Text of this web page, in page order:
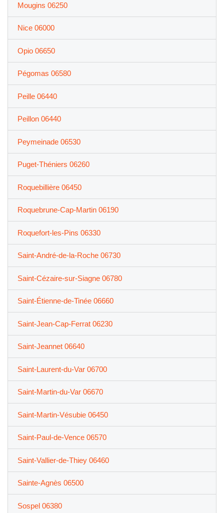
Mougins 06250
Nice 06000
Opio 06650
Pégomas 06580
Peille 06440
Peillon 06440
Peymeinade 06530
Puget-Théniers 06260
Roquebillière 06450
Roquebrune-Cap-Martin 06190
Roquefort-les-Pins 06330
Saint-André-de-la-Roche 06730
Saint-Cézaire-sur-Siagne 06780
Saint-Étienne-de-Tinée 06660
Saint-Jean-Cap-Ferrat 06230
Saint-Jeannet 06640
Saint-Laurent-du-Var 06700
Saint-Martin-du-Var 06670
Saint-Martin-Vésubie 06450
Saint-Paul-de-Vence 06570
Saint-Vallier-de-Thiey 06460
Sainte-Agnès 06500
Sospel 06380